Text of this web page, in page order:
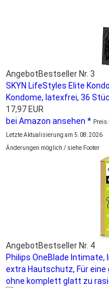
AngebotBestseller Nr. 3
SKYN LifeStyles Elite
Kondome, latexfrei, 36
17,97 EUR
bei Amazon ansehen * Preis
Letzte Aktualisierung am 5.08.2026
Änderungen möglich / siehe Footer
AngebotBestseller Nr. 4
Philips OneBlade
extra Hautschutz, Für eine
ohne komplett glatt zu